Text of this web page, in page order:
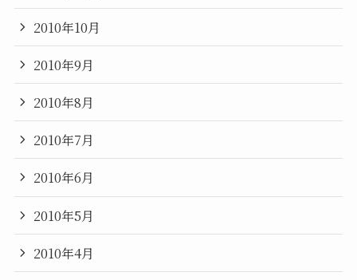
2010年10月
2010年9月
2010年8月
2010年7月
2010年6月
2010年5月
2010年4月